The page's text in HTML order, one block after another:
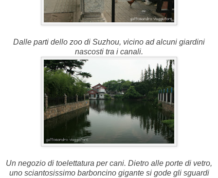
Dalle parti dello zoo di Suzhou, vicino ad alcuni giardini
nascosti tra i canali.
Un negozio di toelettatura per cani. Dietro alle porte di vetro,
uno sciantosissimo barboncino gigante si gode gli sguardi